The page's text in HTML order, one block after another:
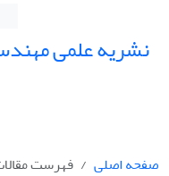
نشریه علمی
صفحه اصلی
فهرست